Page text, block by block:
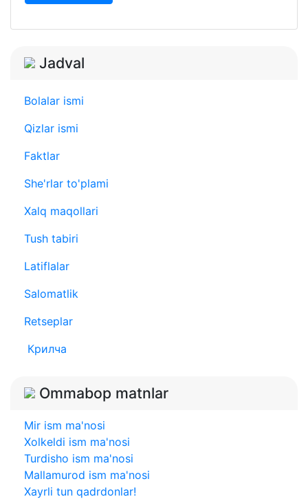
Jadval
Bolalar ismi
Qizlar ismi
Faktlar
She'rlar to'plami
Xalq maqollari
Tush tabiri
Latiflalar
Salomatlik
Retseplar
Крилча
Ommabop matnlar
Mir ism ma'nosi
Xolkeldi ism ma'nosi
Turdisho ism ma'nosi
Mallamurod ism ma'nosi
Xayrli tun qadrdonlar!